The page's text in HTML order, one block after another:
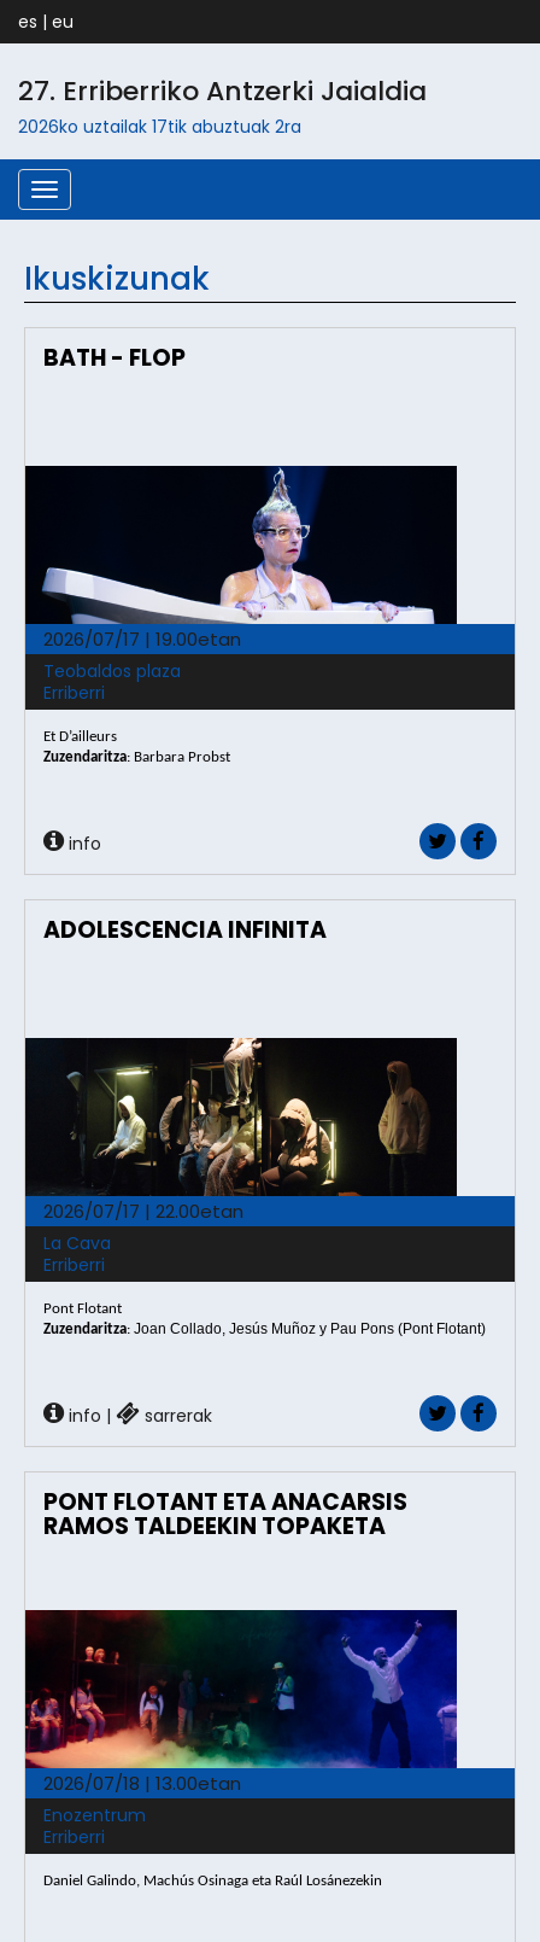
es | eu
27. Erriberriko Antzerki Jaialdia
2026ko uztailak 17tik abuztuak 2ra
Menú
Ikuskizunak
BATH - FLOP
2026/07/17 | 19.00etan
Teobaldos plaza
Erriberri
Et D’ailleurs
Zuzendaritza: Barbara Probst
info
ADOLESCENCIA INFINITA
2026/07/17 | 22.00etan
La Cava
Erriberri
Pont Flotant
Zuzendaritza: Joan Collado, Jesús Muñoz y Pau Pons (Pont Flotant)
info | sarrerak
PONT FLOTANT ETA ANACARSIS
RAMOS TALDEEKIN TOPAKETA
2026/07/18 | 13.00etan
Enozentrum
Erriberri
Daniel Galindo, Machús Osinaga eta Raúl Losánezekin